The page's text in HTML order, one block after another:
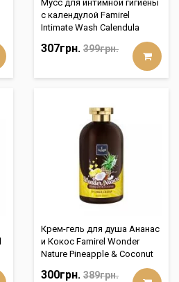
Мусс для интимной гигиены
с календулой Famirel
Intimate Wash Calendula
307грн. 399грн.
Крем-гель для душа Ананас
и Кокос Famirel Wonder
Nature Pineapple & Coconut
300грн. 389грн.